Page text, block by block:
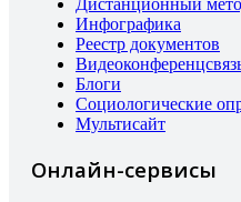
Дистанционный
Инфографика
Реестр документов
Блоги
Социологические
Мультисайт
Онлайн-сервисы